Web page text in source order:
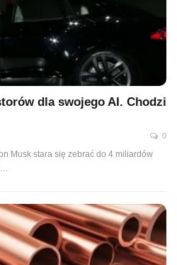
dla swojego AI. Chodzi
0
Musk stara się zebrać do 4 miliardów